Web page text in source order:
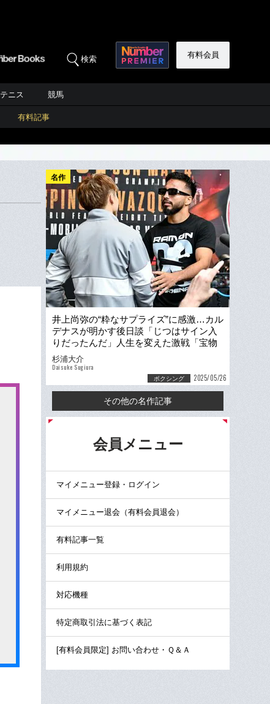
検索 有料会員
テニス 競馬
有料記事
名作
井上尚弥の“粋なサプライズ”に感激…カル
デナスが明かす後日談「じつはサイン入
りだったんだ」人生を変えた激戦「宝物
として保存しておくよ」
杉浦大介
Daisuke Sugiura
ボクシング 2025/05/26
その他の名作記事
会員メニュー
マイメニュー登録・ログイン
マイメニュー退会（有料会員退会）
有料記事一覧
利用規約
対応機種
特定商取引法に基づく表記
[有料会員限定] お問い合わせ・Ｑ＆Ａ